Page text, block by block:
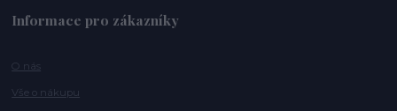
Informace pro zákazníky
O nás
Vše o nákupu